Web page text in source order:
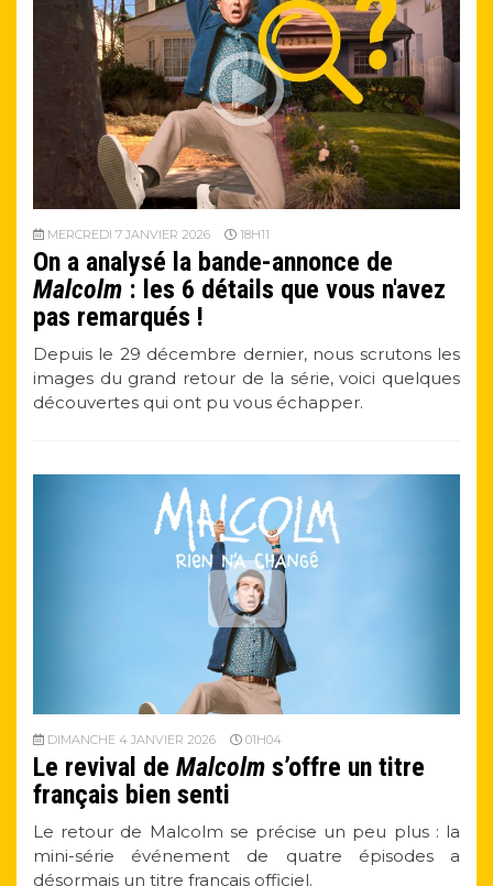
MERCREDI 7 JANVIER 2026 18H11
On a analysé la bande-annonce de
Malcolm : les 6 détails que vous n'avez
pas remarqués !
Depuis le 29 décembre dernier, nous scrutons les
images du grand retour de la série, voici quelques
découvertes qui ont pu vous échapper.
DIMANCHE 4 JANVIER 2026 01H04
Le revival de Malcolm s’offre un titre
français bien senti
Le retour de Malcolm se précise un peu plus : la
mini-série événement de quatre épisodes a
désormais un titre français officiel.